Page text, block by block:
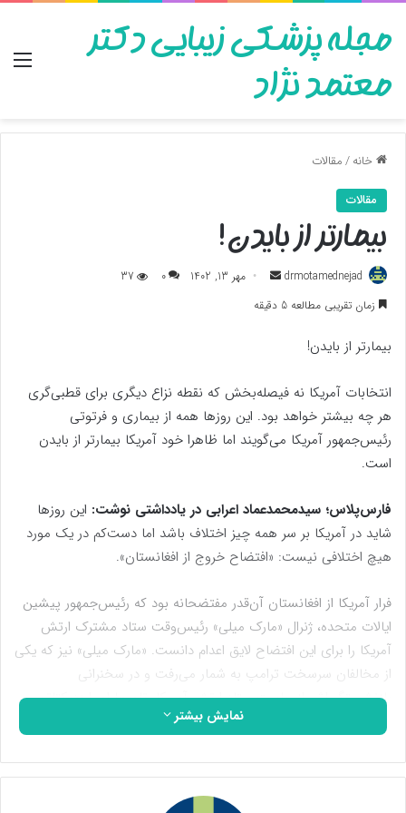
مجله پزشکی زیبایی دکتر
معتمد نژاد
خانه/مقالات
مقالات
بیمارتر از بایدن!
drmotamednejad
ارسال
به
مهر 13, 1402 0
37
زمان تقریبی مطالعه 5 دقیقه
بیمارتر از بایدن!
انتخابات آمریکا نه فیصله‌بخش که نقطه نزاع دیگری برای قطبی‌گری
هر چه بیشتر خواهد بود. این روزها همه از بیماری و فرتوتی
رئیس‌جمهور آمریکا می‌گویند اما ظاهرا خود آمریکا بیمارتر از بایدن
است.
فارس‌پلاس؛ سیدمحمدعماد اعرابی در یادداشتی نوشت: این روزها
شاید در آمریکا بر سر همه چیز اختلاف باشد اما دست‌کم در یک مورد
هیچ اختلافی نیست: «افتضاح خروج از افغانستان».
فرار آمریکا از افغانستان آن‌قدر مفتضحانه بود که رئیس‌جمهور پیشین
ایالات متحده، ژنرال «مارک میلی» رئیس‌وقت ستاد مشترک ارتش
آمریکا را برای این افتضاح لایق اعدام دانست. «مارک میلی» نیز که یکی
از مخالفان سرسخت ترامپ به شمار می‌رفت و در سخنرانی
بازنشستگی‌اش از ریاست ستاد ارتش آمریکا، تلویحا او را «دیکتاتور
خودخوانده» نامیده بود؛ خروج آمریکا از افغانستان را یک «شکست
پای نظامیان آمریکا نوشت. ماجرای «خروج از افغانستان» جلوه‌ای از
پریشانی و سرگیجه تصمیم‌‌سازی در حاکمیت آمریکا است.
نمایش بیشتر